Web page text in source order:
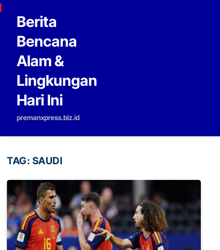
Skip to content
Berita
Bencana
Alam &
Lingkungan
Hari Ini
premanxpress.biz.id
TAG: SAUDI